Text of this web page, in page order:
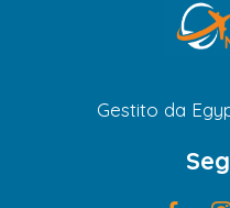
Gestito da